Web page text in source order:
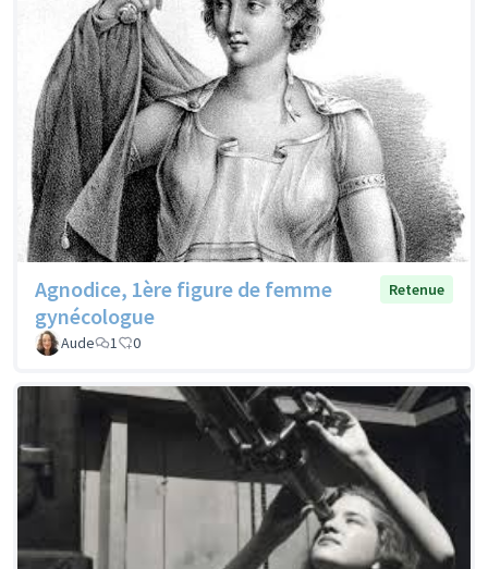
Agnodice, 1ère figure de femme
gynécologue
Retenue
Aude 1 0